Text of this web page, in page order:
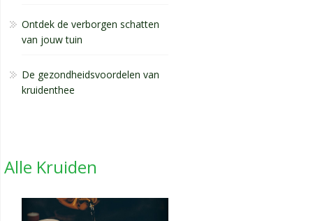
Ontdek de verborgen schatten
van jouw tuin
De gezondheidsvoordelen van
kruidenthee
Alle Kruiden